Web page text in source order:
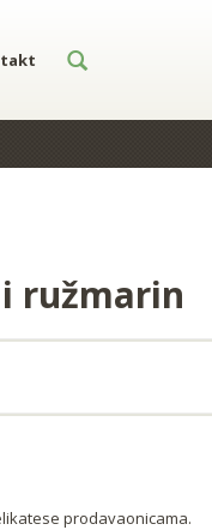
ružmarin
prodavaonicama.